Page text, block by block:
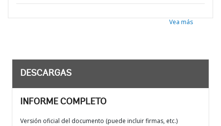
Vea más
DESCARGAS
INFORME COMPLETO
Versión oficial del documento (puede incluir firmas, etc.)